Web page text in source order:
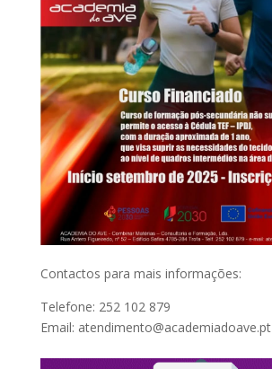
Contactos para mais informações:
Telefone: 252 102 879
Email: atendimento@academiadoave.pt